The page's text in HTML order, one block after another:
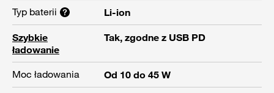
Typ baterii
Li-ion
Szybkie
ładowanie
Tak, zgodne z USB PD
Moc ładowania Od 10 do 45 W